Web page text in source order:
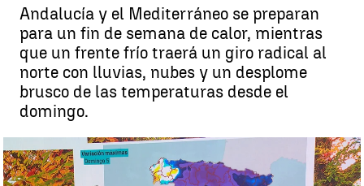
Andalucía y el Mediterráneo se preparan
para un fin de semana de calor, mientras
que un frente frío traerá un giro radical al
norte con lluvias, nubes y un desplome
brusco de las temperaturas desde el
domingo.
Mercedes Martín: "Calor casi veraniego en el sur y desplome
térmico en el norte" |
Antena 3 Noticias